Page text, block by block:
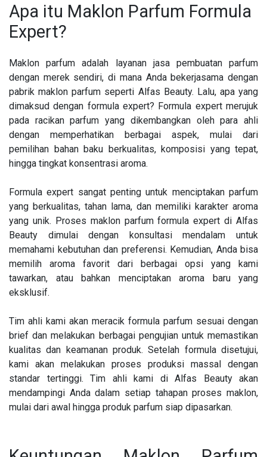
Apa itu Maklon Parfum Formula
Expert?
Maklon parfum adalah layanan jasa pembuatan parfum
dengan merek sendiri, di mana Anda bekerjasama dengan
pabrik maklon parfum seperti Alfas Beauty. Lalu, apa yang
dimaksud dengan formula expert? Formula expert merujuk
pada racikan parfum yang dikembangkan oleh para ahli
dengan memperhatikan berbagai aspek, mulai dari
pemilihan bahan baku berkualitas, komposisi yang tepat,
hingga tingkat konsentrasi aroma.
Formula expert sangat penting untuk menciptakan parfum
yang berkualitas, tahan lama, dan memiliki karakter aroma
yang unik. Proses maklon parfum formula expert di Alfas
Beauty dimulai dengan konsultasi mendalam untuk
memahami kebutuhan dan preferensi. Kemudian, Anda bisa
memilih aroma favorit dari berbagai opsi yang kami
tawarkan, atau bahkan menciptakan aroma baru yang
eksklusif.
Tim ahli kami akan meracik formula parfum sesuai dengan
brief dan melakukan berbagai pengujian untuk memastikan
kualitas dan keamanan produk. Setelah formula disetujui,
kami akan melakukan proses produksi massal dengan
standar tertinggi. Tim ahli kami di Alfas Beauty akan
mendampingi Anda dalam setiap tahapan proses maklon,
mulai dari awal hingga produk parfum siap dipasarkan.